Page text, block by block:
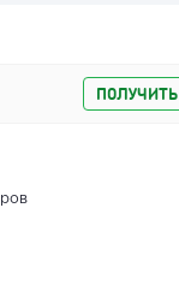
ПОЛУЧИТЬ